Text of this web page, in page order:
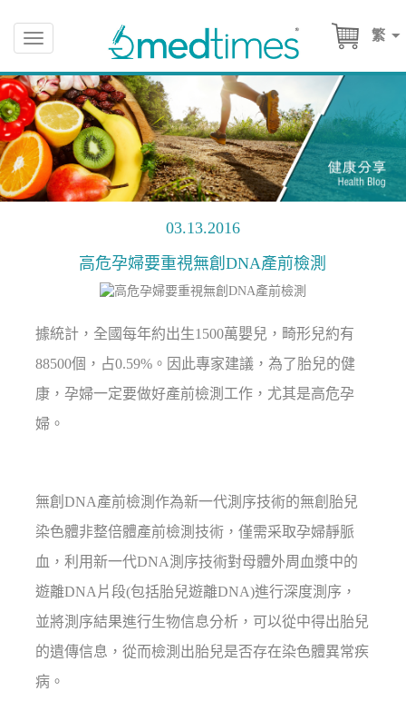
繁
Toggle
navigation
03.13.2016
高危孕婦要重視無創DNA產前檢測
據統計，全國每年約出生1500萬嬰兒，畸形兒約有
88500個，占0.59%。因此專家建議，為了胎兒的健
康，孕婦一定要做好產前檢測工作，尤其是高危孕
婦。
無創DNA產前檢測作為新一代測序技術的無創胎兒
染色體非整倍體產前檢測技術，僅需采取孕婦靜脈
血，利用新一代DNA測序技術對母體外周血漿中的
遊離DNA片段(包括胎兒遊離DNA)進行深度測序，
並將測序結果進行生物信息分析，可以從中得出胎兒
的遺傳信息，從而檢測出胎兒是否存在染色體異常疾
病。